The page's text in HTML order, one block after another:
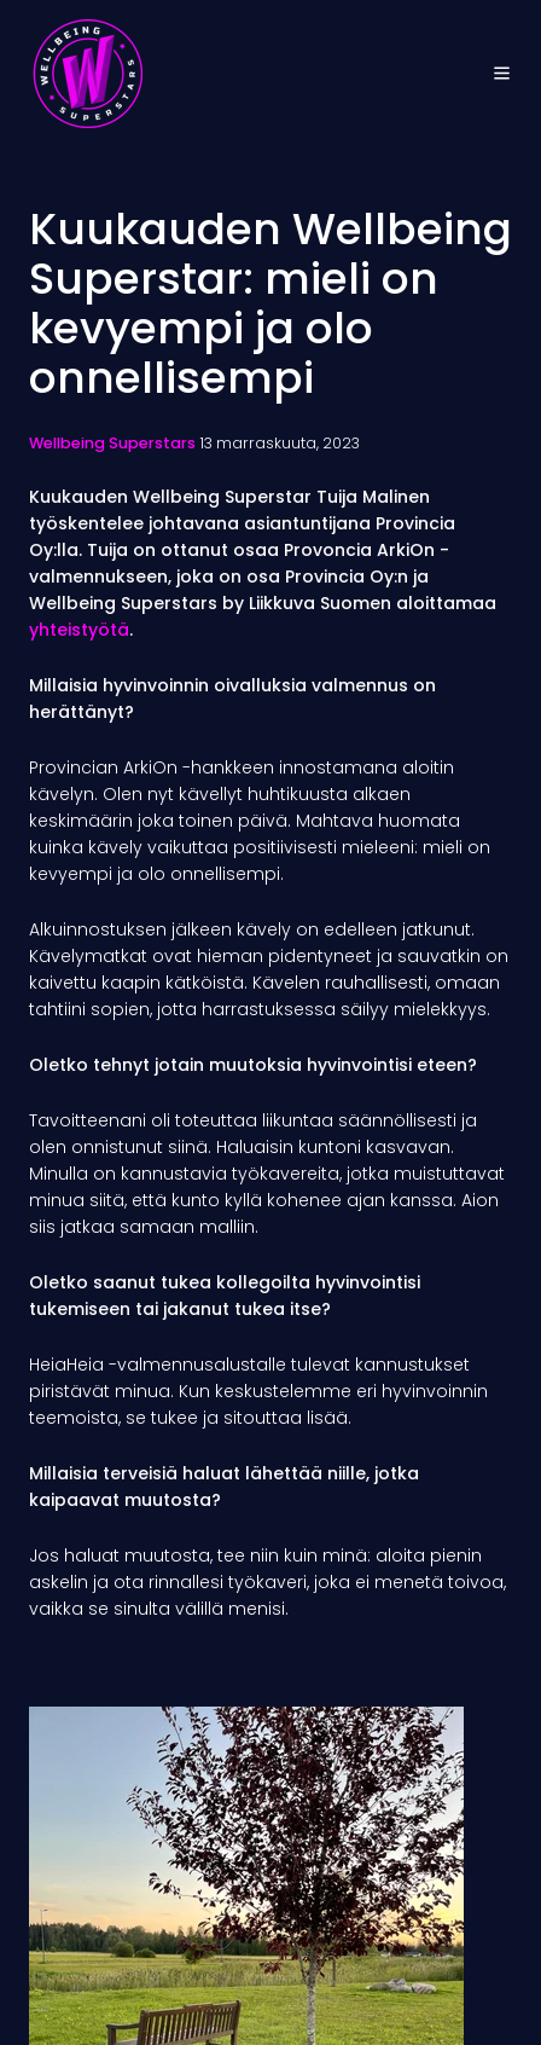
Kuukauden Wellbeing
Superstar: mieli on
kevyempi ja olo
onnellisempi
Wellbeing Superstars 13 marraskuuta, 2023
Kuukauden Wellbeing Superstar Tuija Malinen
työskentelee johtavana asiantuntijana Provincia
Oy:lla. Tuija on ottanut osaa Provoncia ArkiOn -
valmennukseen, joka on osa Provincia Oy:n ja
Wellbeing Superstars by Liikkuva Suomen aloittamaa
yhteistyötä.
Millaisia hyvinvoinnin oivalluksia valmennus on
herättänyt?
Provincian ArkiOn -hankkeen innostamana aloitin
kävelyn. Olen nyt kävellyt huhtikuusta alkaen
keskimäärin joka toinen päivä. Mahtava huomata
kuinka kävely vaikuttaa positiivisesti mieleeni: mieli on
kevyempi ja olo onnellisempi.
Alkuinnostuksen jälkeen kävely on edelleen jatkunut.
Kävelymatkat ovat hieman pidentyneet ja sauvatkin on
kaivettu kaapin kätköistä. Kävelen rauhallisesti, omaan
tahtiini sopien, jotta harrastuksessa säilyy mielekkyys.
Oletko tehnyt jotain muutoksia hyvinvointisi eteen?
Tavoitteenani oli toteuttaa liikuntaa säännöllisesti ja
olen onnistunut siinä. Haluaisin kuntoni kasvavan.
Minulla on kannustavia työkavereita, jotka muistuttavat
minua siitä, että kunto kyllä kohenee ajan kanssa. Aion
siis jatkaa samaan malliin.
Oletko saanut tukea kollegoilta hyvinvointisi
tukemiseen tai jakanut tukea itse?
HeiaHeia -valmennusalustalle tulevat kannustukset
piristävät minua. Kun keskustelemme eri hyvinvoinnin
teemoista, se tukee ja sitouttaa lisää.
Millaisia terveisiä haluat lähettää niille, jotka
kaipaavat muutosta?
Jos haluat muutosta, tee niin kuin minä: aloita pienin
askelin ja ota rinnallesi työkaveri, joka ei menetä toivoa,
vaikka se sinulta välillä menisi.